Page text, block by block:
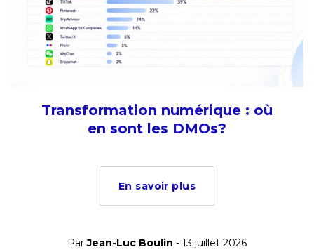
Transformation numérique : où
en sont les DMOs?
En savoir plus
ParJean-Luc Boulin - 13 juillet 2026